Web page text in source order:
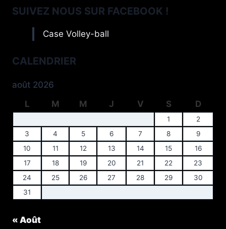
SUIVEZ NOUS SUR FACEBOOK !
Case Volley-ball
CALENDRIER
août 2026
L
M M J V S D
1
2
3
4 5 6 7 8
9
10
11 12 13 14 15
16
17
18 19 20 21 22
23
24
25 26 27 28 29
30
31
« Août